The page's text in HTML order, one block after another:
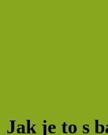
Jak je to s